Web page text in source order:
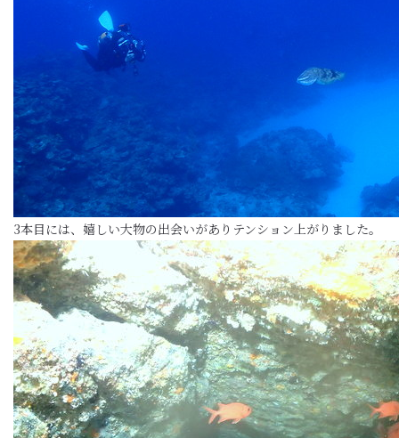
3本目には、嬉しい大物の出会いがありテンション上がりました。